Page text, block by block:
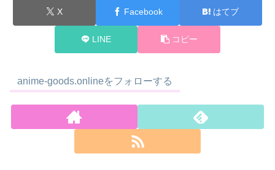
X Facebook はてブ
LINE コピー
anime-goods.onlineをフォローする